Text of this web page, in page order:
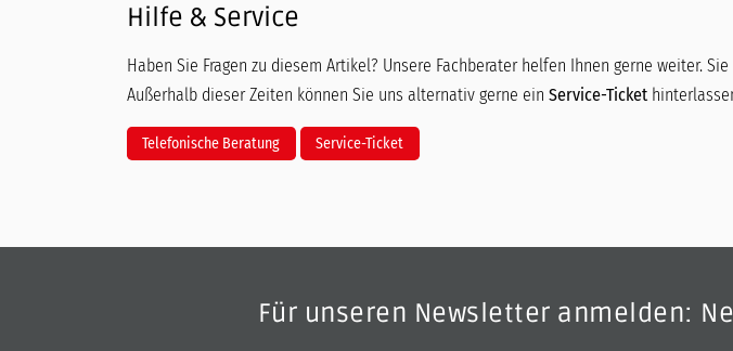
Hilfe & Service
Haben Sie Fragen zu diesem Artikel? Unsere Fachberater helfen Ihnen gerne weiter.
Außerhalb dieser Zeiten können Sie uns alternativ gerne ein Service-Ticket
Telefonische Beratung Service-Ticket
Für unseren Newsletter anmelden: